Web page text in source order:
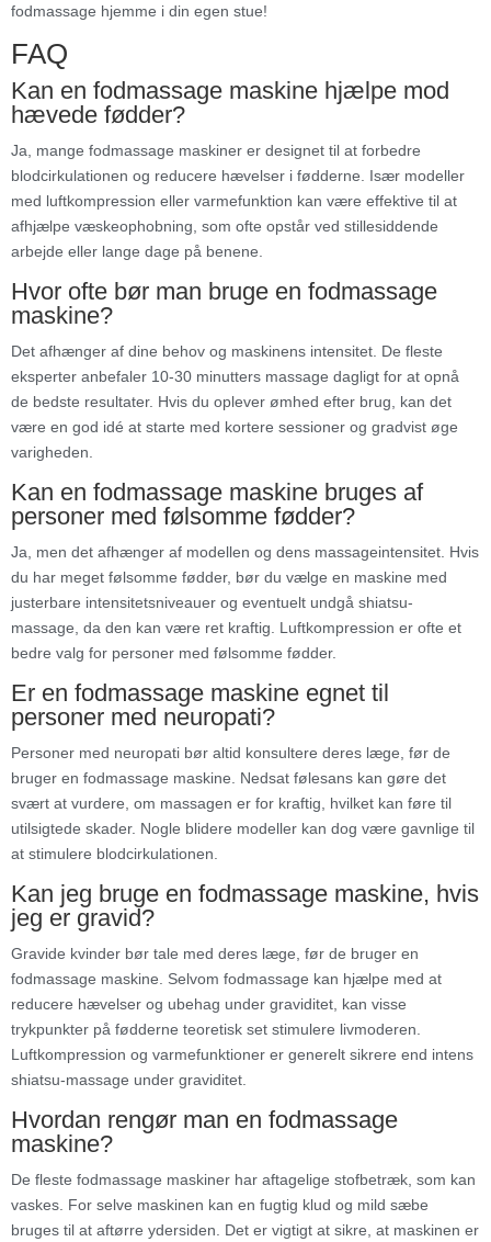
fodmassage hjemme i din egen stue!
FAQ
Kan en fodmassage maskine hjælpe mod
hævede fødder?
Ja, mange fodmassage maskiner er designet til at forbedre
blodcirkulationen og reducere hævelser i fødderne. Især modeller
med luftkompression eller varmefunktion kan være effektive til at
afhjælpe væskeophobning, som ofte opstår ved stillesiddende
arbejde eller lange dage på benene.
Hvor ofte bør man bruge en fodmassage
maskine?
Det afhænger af dine behov og maskinens intensitet. De fleste
eksperter anbefaler 10-30 minutters massage dagligt for at opnå
de bedste resultater. Hvis du oplever ømhed efter brug, kan det
være en god idé at starte med kortere sessioner og gradvist øge
varigheden.
Kan en fodmassage maskine bruges af
personer med følsomme fødder?
Ja, men det afhænger af modellen og dens massageintensitet. Hvis
du har meget følsomme fødder, bør du vælge en maskine med
justerbare intensitetsniveauer og eventuelt undgå shiatsu-
massage, da den kan være ret kraftig. Luftkompression er ofte et
bedre valg for personer med følsomme fødder.
Er en fodmassage maskine egnet til
personer med neuropati?
Personer med neuropati bør altid konsultere deres læge, før de
bruger en fodmassage maskine. Nedsat følesans kan gøre det
svært at vurdere, om massagen er for kraftig, hvilket kan føre til
utilsigtede skader. Nogle blidere modeller kan dog være gavnlige til
at stimulere blodcirkulationen.
Kan jeg bruge en fodmassage maskine, hvis
jeg er gravid?
Gravide kvinder bør tale med deres læge, før de bruger en
fodmassage maskine. Selvom fodmassage kan hjælpe med at
reducere hævelser og ubehag under graviditet, kan visse
trykpunkter på fødderne teoretisk set stimulere livmoderen.
Luftkompression og varmefunktioner er generelt sikrere end intens
shiatsu-massage under graviditet.
Hvordan rengør man en fodmassage
maskine?
De fleste fodmassage maskiner har aftagelige stofbetræk, som kan
vaskes. For selve maskinen kan en fugtig klud og mild sæbe
bruges til at aftørre ydersiden. Det er vigtigt at sikre, at maskinen er